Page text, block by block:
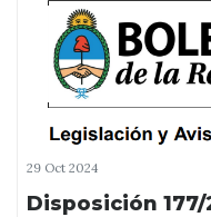
29 Oct 2024
Disposición